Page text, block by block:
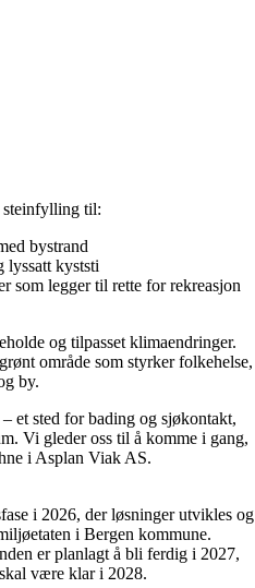
steinfylling til:
bystrand
lyssatt kyststi
som legger til rette for rekreasjon
og tilpasset klimaendringer.
område som styrker folkehelse,
by.
et sted for bading og sjøkontakt,
Vi gleder oss til å komme i gang,
i Asplan Viak AS.
i 2026, der løsninger utvikles og
i Bergen kommune.
er planlagt å bli ferdig i 2027,
være klar i 2028.